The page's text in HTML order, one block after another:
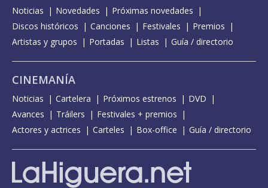
Noticias Novedades
Próximas novedades
Discos históricos
Canciones Festivales
Premios
Artistas y grupos
Portadas Listas Guía / directorio
CINEMANÍA
Noticias Cartelera Próximos estrenos
DVD
Avances
Tráilers
Festivales + premios
Actores y actrices
Carteles Box-office Guía / directorio